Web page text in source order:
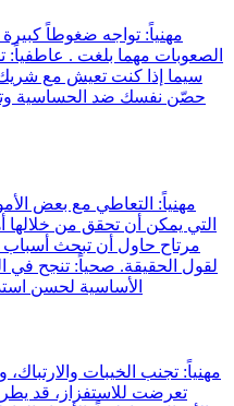
الصعوبات مهما بلغت . عاطفياً:
سيما إذا كنت تعيش مع
حصّن نفسك ضد الحساسية
التي يمكن أن تحقق من خلالها
مرتاح حاول أن تبحث أسباب
لقول الحقيقة. صحياً: تنجح في
الأساسية لحسن
تعرضت للاستفزاز، قد